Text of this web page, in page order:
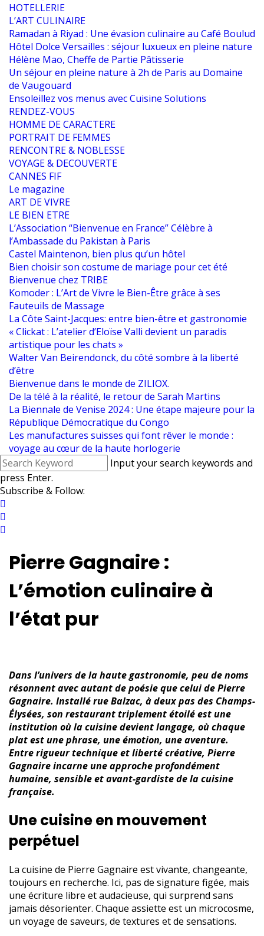
HOTELLERIE
L’ART CULINAIRE
Ramadan à Riyad : Une évasion culinaire au Café Boulud
Hôtel Dolce Versailles : séjour luxueux en pleine nature
Hélène Mao, Cheffe de Partie Pâtisserie
Un séjour en pleine nature à 2h de Paris au Domaine
de Vaugouard
Ensoleillez vos menus avec Cuisine Solutions
RENDEZ-VOUS
HOMME DE CARACTERE
PORTRAIT DE FEMMES
RENCONTRE & NOBLESSE
VOYAGE & DECOUVERTE
CANNES FIF
Le magazine
ART DE VIVRE
LE BIEN ETRE
L’Association “Bienvenue en France” Célèbre à
l’Ambassade du Pakistan à Paris
Castel Maintenon, bien plus qu’un hôtel
Bien choisir son costume de mariage pour cet été
Bienvenue chez TRIBE
Komoder : L’Art de Vivre le Bien-Être grâce à ses
Fauteuils de Massage
La Côte Saint-Jacques: entre bien-être et gastronomie
« Clickat : L’atelier d’Eloïse Valli devient un paradis
artistique pour les chats »
Walter Van Beirendonck, du côté sombre à la liberté
d’être
Bienvenue dans le monde de ZILIOX.
De la télé à la réalité, le retour de Sarah Martins
La Biennale de Venise 2024 : Une étape majeure pour la
République Démocratique du Congo
Les manufactures suisses qui font rêver le monde :
voyage au cœur de la haute horlogerie
Input your search keywords and
press Enter.
Subscribe & Follow:
Pierre Gagnaire :
L’émotion culinaire à
l’état pur
Dans l’univers de la haute gastronomie, peu de noms
résonnent avec autant de poésie que celui de Pierre
Gagnaire. Installé rue Balzac, à deux pas des Champs-
Élysées, son restaurant triplement étoilé est une
institution où la cuisine devient langage, où chaque
plat est une phrase, une émotion, une aventure.
Entre rigueur technique et liberté créative, Pierre
Gagnaire incarne une approche profondément
humaine, sensible et avant-gardiste de la cuisine
française.
Une cuisine en mouvement
perpétuel
La cuisine de Pierre Gagnaire est vivante, changeante,
toujours en recherche. Ici, pas de signature figée, mais
une écriture libre et audacieuse, qui surprend sans
jamais désorienter. Chaque assiette est un microcosme,
un voyage de saveurs, de textures et de sensations.